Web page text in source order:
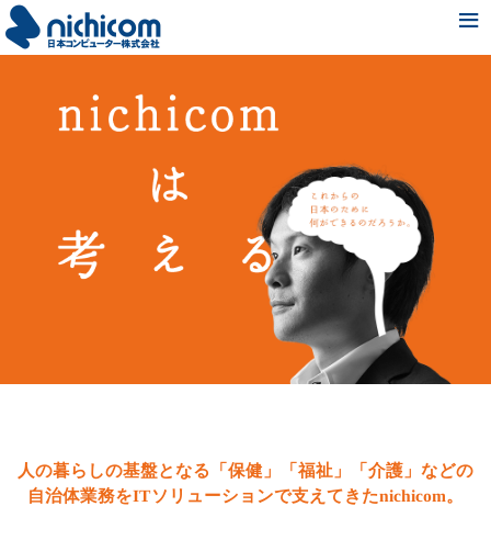
人の暮らしの基盤となる 「保健」 「福祉」 「介護」などの
自治体業務をITソリューションで支えてきたnichicom。